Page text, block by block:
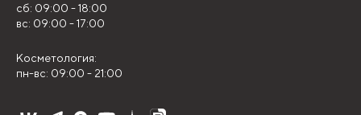
сб: 09:00 - 18:00
вс: 09:00 - 17:00
Косметология:
пн-вс: 09:00 - 21:00